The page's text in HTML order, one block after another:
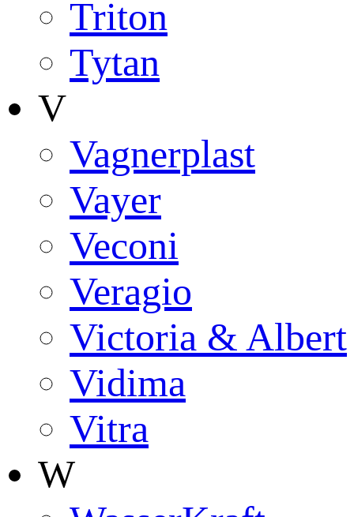
Triton
Tytan
V
Vagnerplast
Vayer
Veconi
Veragio
Victoria & Albert
Vidima
Vitra
W